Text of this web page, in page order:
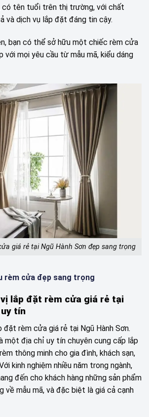
có tên tuổi trên thị trường, với chất
và dịch vụ lắp đặt đáng tin cậy.
bạn có thể sở hữu một chiếc rèm cửa
với mọi yêu cầu từ mẫu mã, kiểu dáng
giá rẻ tại Ngũ Hành Sơn đẹp sang trọng
rèm cửa đẹp sang trọng
lắp đặt rèm cửa giá rẻ tại
uy tín
đặt rèm cửa giá rẻ tại Ngũ Hành Sơn.
một địa chỉ uy tín chuyên cung cấp lắp
thông minh cho gia đình, khách sạn,
kinh nghiệm nhiều năm trong ngành,
đến cho khách hàng những sản phẩm
về mẫu mã, và đặc biệt là giá cả cạnh